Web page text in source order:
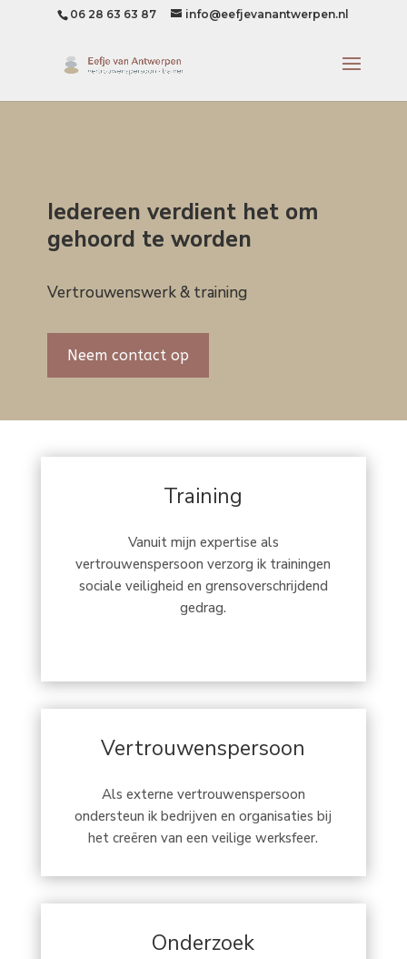
06 28 63 63 87 info@eefjevanantwerpen.nl
Iedereen verdient het om
gehoord te worden
Vertrouwenswerk & training
Neem contact op
Training
Vanuit mijn expertise als
vertrouwenspersoon verzorg ik trainingen
sociale veiligheid en grensoverschrijdend
gedrag.
Vertrouwenspersoon
Als externe vertrouwenspersoon
ondersteun ik bedrijven en organisaties bij
het creëren van een veilige werksfeer.
Onderzoek